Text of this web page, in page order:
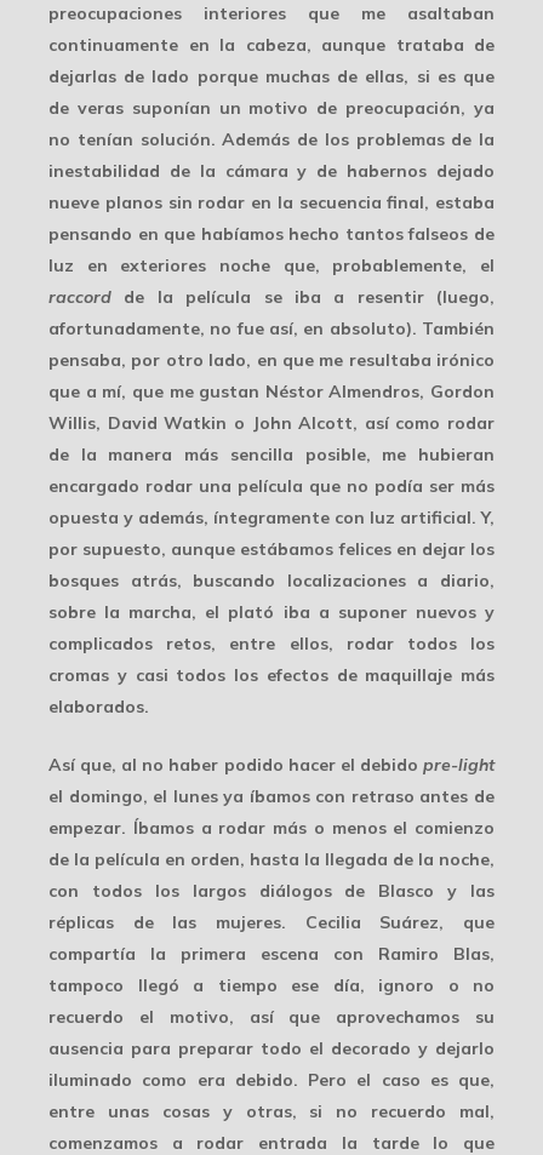
preocupaciones interiores que me asaltaban
continuamente en la cabeza, aunque trataba de
dejarlas de lado porque muchas de ellas, si es que
de veras suponían un motivo de preocupación, ya
no tenían solución. Además de los problemas de la
inestabilidad de la cámara y de habernos dejado
nueve planos sin rodar en la secuencia final, estaba
pensando en que habíamos hecho tantos falseos de
luz en exteriores noche que, probablemente, el
raccord de la película se iba a resentir (luego,
afortunadamente, no fue así, en absoluto). También
pensaba, por otro lado, en que me resultaba irónico
que a mí, que me gustan Néstor Almendros, Gordon
Willis, David Watkin o John Alcott, así como rodar
de la manera más sencilla posible, me hubieran
encargado rodar una película que no podía ser más
opuesta y además, íntegramente con luz artificial. Y,
por supuesto, aunque estábamos felices en dejar los
bosques atrás, buscando localizaciones a diario,
sobre la marcha, el plató iba a suponer nuevos y
complicados retos, entre ellos, rodar todos los
cromas y casi todos los efectos de maquillaje más
elaborados.
Así que, al no haber podido hacer el debido pre-light
el domingo, el lunesya íbamos con retraso antes de
empezar. Íbamos a rodar más o menos el comienzo
de la película en orden, hasta la llegada de la noche,
con todos los largos diálogos de Blasco y las
réplicas de las mujeres. Cecilia Suárez, que
compartía la primera escena con Ramiro Blas,
tampoco llegó a tiempo ese día, ignoro o no
recuerdo el motivo, así que aprovechamos su
ausencia para preparar todo el decorado y dejarlo
iluminado como era debido. Pero el caso es que,
entre unas cosas y otras, si no recuerdo mal,
comenzamos a rodar entrada la tarde lo que